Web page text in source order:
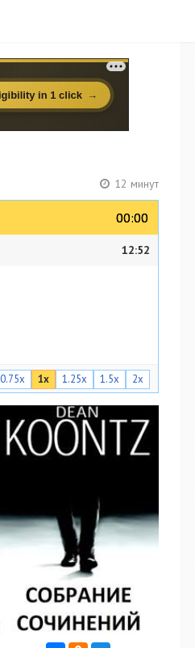
12 минут
00:00
00:00
12:52
0.75x 1x 1.25x 1.5x 2x